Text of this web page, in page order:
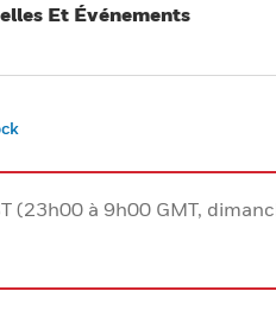
Et Événements
(23h00 à 9h00 GMT,